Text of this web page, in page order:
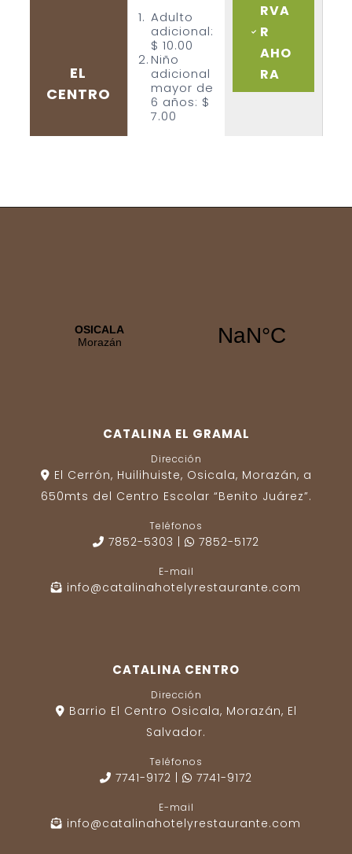
Adulto
adicional:
$ 10.00
Niño
adicional
mayor de
6 años: $
7.00
RVA
R
AHO
RA
EL
CENTRO
CATALINA EL GRAMAL
Dirección
El Cerrón, Huilihuiste, Osicala, Morazán, a
650mts del Centro Escolar “Benito Juárez”.
Teléfonos
7852-5303 7852-5172
E-mail
info@catalinahotelyrestaurante.com
CATALINA CENTRO
Dirección
Barrio El Centro Osicala, Morazán, El
Salvador.
Teléfonos
7741-9172 7741-9172
E-mail
info@catalinahotelyrestaurante.com